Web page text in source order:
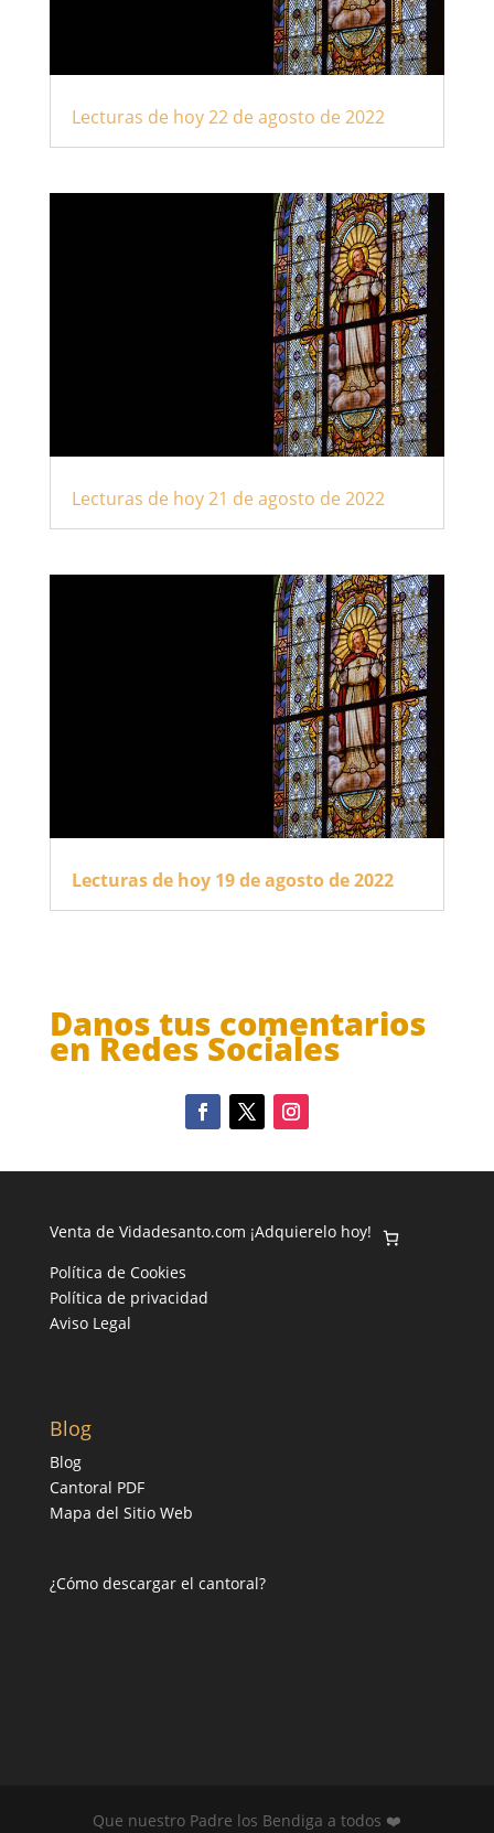
Lecturas de hoy 22 de agosto de 2022
Lecturas de hoy 21 de agosto de 2022
Lecturas de hoy 19 de agosto de 2022
Danos tus comentarios
en Redes Sociales
Venta de Vidadesanto.com ¡Adquierelo hoy!
Política de Cookies
Política de privacidad
Aviso Legal
Blog
Blog
Cantoral PDF
Mapa del Sitio Web
¿Cómo descargar el cantoral?
Que nuestro Padre los Bendiga a todos ❤️